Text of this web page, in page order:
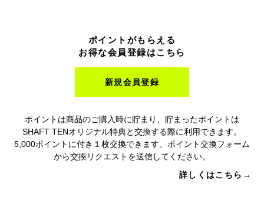
ポイントがもらえる
お得な会員登録はこちら
新規会員登録
ポイントは商品のご購入時に貯まり、貯まったポイントは
SHAFT TENオリジナル特典と交換する際に利用できます。
5,000ポイントに付き１枚交換できます。ポイント交換フォーム
から交換リクエストを送信してください。
詳しくはこちら→